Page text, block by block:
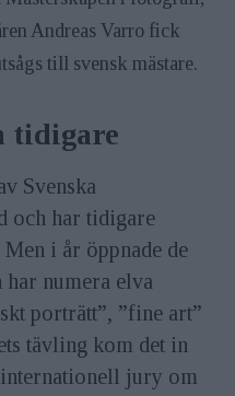
Andreas Varro fick
till svensk mästare.
tidigare
Svenska
och har tidigare
i år öppnade de
numera elva
porträtt”, ”fine art”
tävling kom det in
jury om